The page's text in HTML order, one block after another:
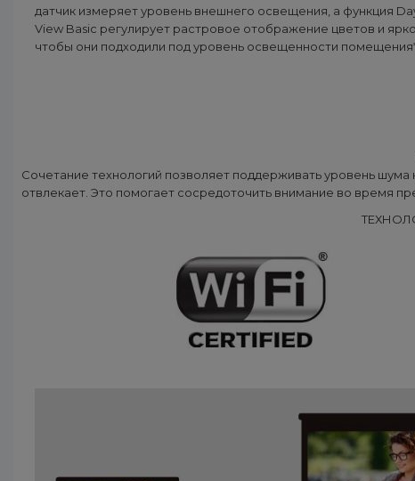
датчик измеряет уровень внешнего освещения, а функция
View Basic регулирует растровое отображение цветов и
чтобы они подходили под уровень освещенности
Сочетание технологий позволяет поддерживать уровень
отвлекает. Это помогает сосредоточить внимание во время